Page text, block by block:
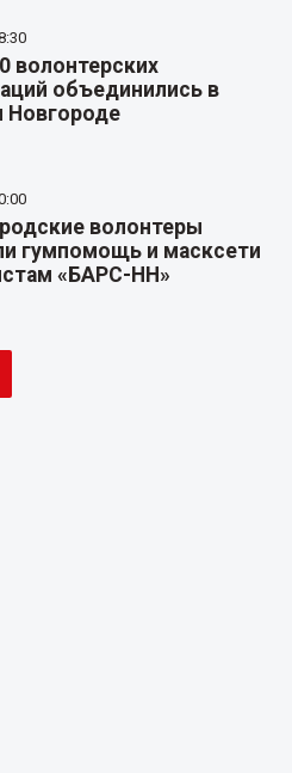
волонтерских
объединились в
волонтеры
гумпомощь и масксети
«БАРС-НН»